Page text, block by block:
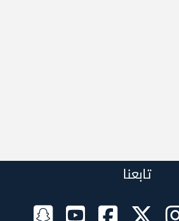
تابعنا